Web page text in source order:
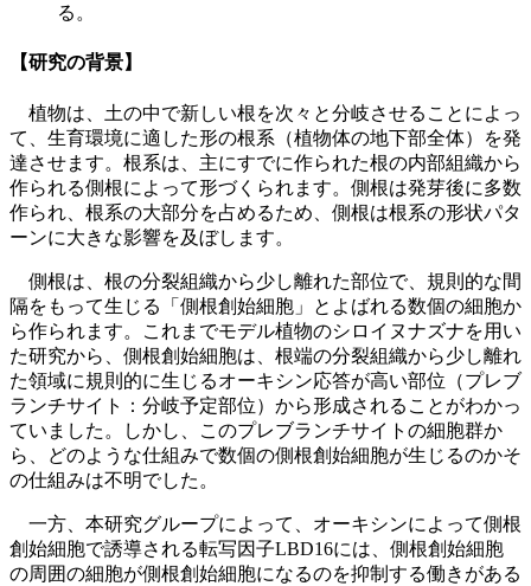
る。
【研究の背景】
植物は、土の中で新しい根を次々と分岐させることによっ
て、生育環境に適した形の根系（植物体の地下部全体）を発
達させます。根系は、主にすでに作られた根の内部組織から
作られる側根によって形づくられます。側根は発芽後に多数
作られ、根系の大部分を占めるため、側根は根系の形状パタ
ーンに大きな影響を及ぼします。
側根は、根の分裂組織から少し離れた部位で、規則的な間
隔をもって生じる「側根創始細胞」とよばれる数個の細胞か
ら作られます。これまでモデル植物のシロイヌナズナを用い
た研究から、側根創始細胞は、根端の分裂組織から少し離れ
た領域に規則的に生じるオーキシン応答が高い部位（プレブ
ランチサイト：分岐予定部位）から形成されることがわかっ
ていました。しかし、このプレブランチサイトの細胞群か
ら、どのような仕組みで数個の側根創始細胞が生じるのかそ
の仕組みは不明でした。
一方、本研究グループによって、オーキシンによって側根
創始細胞で誘導される転写因子LBD16には、側根創始細胞
の周囲の細胞が側根創始細胞になるのを抑制する働きがある